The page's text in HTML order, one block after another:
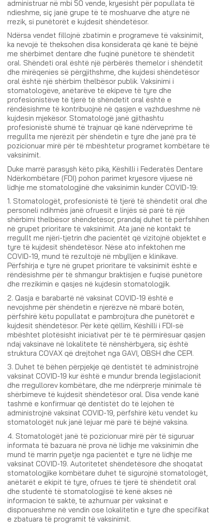
administruar në mbi 50 vende, kryesisht për popullata të
ndieshme, siç janë grupe të të moshuarve dhe atyre në
rrezik, si punëtorët e kujdesit shëndetësor.
Ndërsa vendet fillojnë zbatimin e programeve të vaksinimit,
ka nevojë të theksohen disa konsiderata që kanë të bëjnë
me shërbimet dentare dhe fuqinë punëtore të shëndetit
oral. Shëndeti oral është një përbërës themelor i shëndetit
dhe mirëqenies së përgjithshme, dhe kujdesi shëndetësor
oral është një shërbim thelbësor publik. Vaksinimi i
stomatologëve, anëtarëve të ekipeve të tyre dhe
profesionistëve të tjerë të shëndetit oral është e
rëndësishme të kontribuojnë në qasjen e vazhdueshme në
kujdesin mjekësor. Stomatologë janë gjithashtu
profesionistë shumë të trajnuar që kanë ndërveprime të
rregullta me njerëzit për shëndetin e tyre dhe janë pra të
pozicionuar mirë për të mbështetur programet kombëtare të
vaksinimit.
Duke marrë parasysh këto pika, Këshilli i Federatës Dentare
Ndërkombëtare (FDI) pohon parimet kryesore vijuese në
lidhje me stomatologjinë dhe vaksinimin kundër COVID-19:
1. Stomatologët, profesionistë të tjerë të shëndetit oral dhe
personeli ndihmës janë ofruesit e linjës së parë të një
shërbimi thelbësor shëndetësor, prandaj duhet të përfshihen
në grupet prioritare të vaksinimit. Ata janë në kontakt të
rregullt me njëri-tjetrin dhe pacientët që vizitojnë objektet e
tyre të kujdesit shëndetësor. Nëse ato infektohen me
COVID-19, mund të rezultojë në mbylljen e klinikave.
Përfshirja e tyre në grupet prioritare të vaksinimit është e
rëndësishme për të shmangur braktisjen e fuqisë punëtore
dhe rrezikimin e qasjes në kujdesin stomatologjik.
2. Qasja e barabartë në vaksinat COVID-19 është e
nevojshme për shëndetin e njerëzve në mbarë botën,
përfshirë këtu popullatat e pambrojtura dhe punëtorët e
kujdesit shëndetësor. Për këtë qëllim, Këshilli i FDI-së
mbështet plotësisht iniciativat për të të përmirësuar qasjen
ndaj vaksinave në lokalitete të nënshërbyera, siç është
struktura COVAX që drejtohet nga GAVI, OBSH dhe CEPI.
3. Duhet të bëhen përpjekje që dentistët të administrojnë
vaksinat COVID-19 kur është e mundur brenda legjislacionit
dhe rregullorev kombëtare, dhe me ndërprerje minimale të
shërbimeve të kujdesit shëndetësor oral. Disa vende kanë
tashmë e konfirmuar që dentistët do të lejohen të
administrojnë vaksinat COVID-19, përfshirë këtu vendet ku
stomatologët nuk janë lejuar më parë të bëjnë vaksina.
4. Stomatologët janë të pozicionuar mirë për të siguruar
informata të bazuara në prova në lidhje me vaksinimin dhe
mund të marrin pyetje nga pacientët e tyre në lidhje me
vaksinat COVID-19. Autoritetet shëndetësore dhe shoqatat
stomatologjike kombëtare duhet të sigurojnë stomatologët,
anëtarët e ekipit të tyre, ofrues të tjerë të shëndetit oral
dhe studentë të stomatologjisë të kenë akses në
informacion të saktë, të azhurnuar për vaksinat e
disponueshme në vendin ose lokalitetin e tyre dhe specifikat
e zbatuara të programit të vaksinimit.